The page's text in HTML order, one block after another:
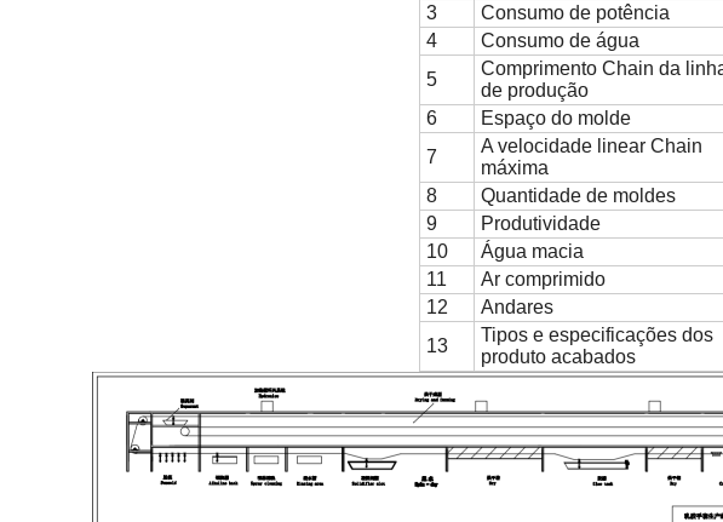
3
Consumo de potência
4
Consumo de água
5
Comprimento Chain da
de produção
6
Espaço do molde
7
A velocidade linear Chain
máxima
8
Quantidade de moldes
9
Produtividade
10
Água macia
11
Ar comprimido
12
Andares
13
Tipos e especificações dos
produto acabados